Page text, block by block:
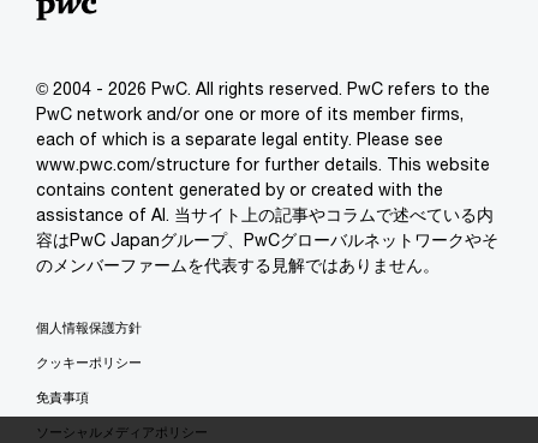
© 2004 - 2026 PwC. All rights reserved. PwC refers to the
PwC network and/or one or more of its member firms,
each of which is a separate legal entity. Please see
www.pwc.com/structure for further details. This website
contains content generated by or created with the
assistance of AI. 当サイト上の記事やコラムで述べている内
容はPwC Japanグループ、PwCグローバルネットワークやそ
のメンバーファームを代表する見解ではありません。
個人情報保護方針
クッキーポリシー
免責事項
ソーシャルメディアポリシー